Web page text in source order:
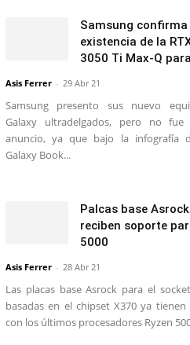
Samsung confirma
existencia de la
3050 Ti Max-Q
Asis Ferrer - 29 Abr 21
Samsung presento sus nuevo
Galaxy ultradelgados, pero no
anuncio, ya que bajo la infografía
Galaxy Book...
Palcas base
reciben soporte
5000
Asis Ferrer - 28 Abr 21
Las placas base Asrock para el
basadas en el chipset X370 ya
con los últimos procesadores Ryzen